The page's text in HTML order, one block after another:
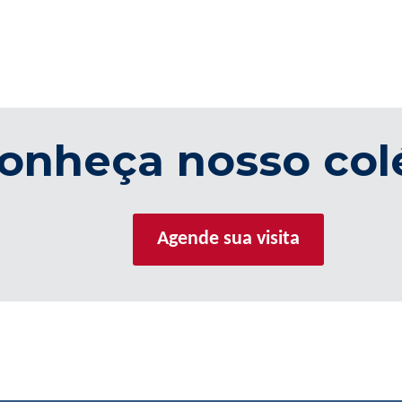
nosso
Agende sua visita